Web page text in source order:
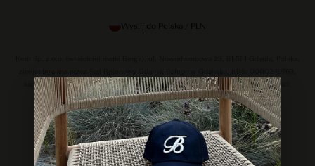
© 2026 Kent sp. z o.o. All rights reserved.
Wyślij do Polska / PLN
kapitał zakładowy 50,000.00 PLN, NIP: 5862163843, REGON: 220178176, email:
service@bergs.co.